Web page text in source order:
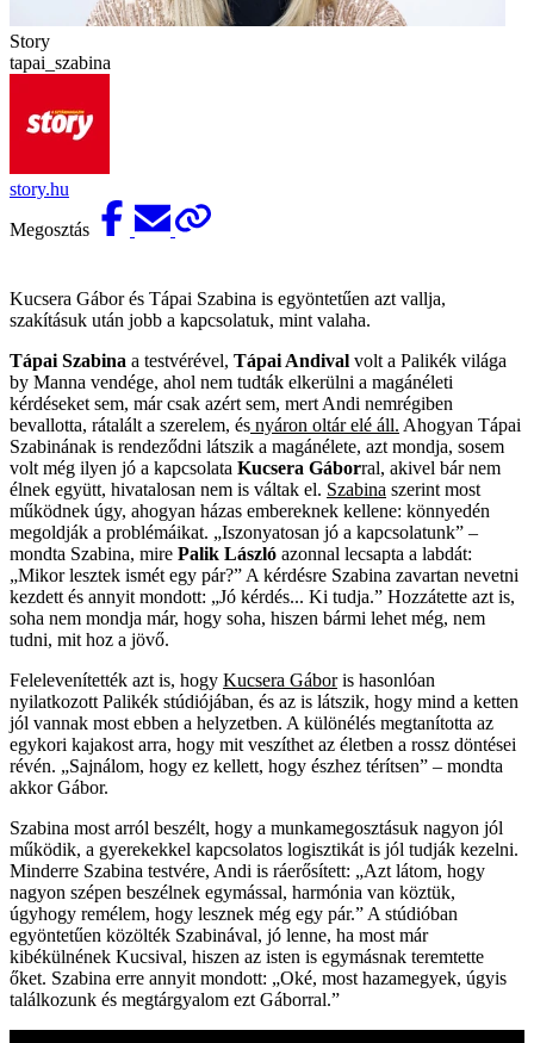
Story
tapai_szabina
story.hu
Megosztás
Kucsera Gábor és Tápai Szabina is egyöntetűen azt vallja,
szakításuk után jobb a kapcsolatuk, mint valaha.
Tápai Szabina a testvérével, Tápai Andival volt a Palikék világa
by Manna vendége, ahol nem tudták elkerülni a magánéleti
kérdéseket sem, már csak azért sem, mert Andi nemrégiben
bevallotta, rátalált a szerelem, és nyáron oltár elé áll. Ahogyan Tápai
Szabinának is rendeződni látszik a magánélete, azt mondja, sosem
volt még ilyen jó a kapcsolata Kucsera Gáborral, akivel bár nem
élnek együtt, hivatalosan nem is váltak el. Szabina szerint most
működnek úgy, ahogyan házas embereknek kellene: könnyedén
megoldják a problémáikat. „Iszonyatosan jó a kapcsolatunk” –
mondta Szabina, mire Palik László azonnal lecsapta a labdát:
„Mikor lesztek ismét egy pár?” A kérdésre Szabina zavartan nevetni
kezdett és annyit mondott: „Jó kérdés... Ki tudja.” Hozzátette azt is,
soha nem mondja már, hogy soha, hiszen bármi lehet még, nem
tudni, mit hoz a jövő.
Felelevenítették azt is, hogy Kucsera Gáboris hasonlóan
nyilatkozott Palikék stúdiójában, és az is látszik, hogy mind a ketten
jól vannak most ebben a helyzetben. A különélés megtanította az
egykori kajakost arra, hogy mit veszíthet az életben a rossz döntései
révén. „Sajnálom, hogy ez kellett, hogy észhez térítsen” – mondta
akkor Gábor.
Szabina most arról beszélt, hogy a munkamegosztásuk nagyon jól
működik, a gyerekekkel kapcsolatos logisztikát is jól tudják kezelni.
Minderre Szabina testvére, Andi is ráerősített: „Azt látom, hogy
nagyon szépen beszélnek egymással, harmónia van köztük,
úgyhogy remélem, hogy lesznek még egy pár.” A stúdióban
egyöntetűen közölték Szabinával, jó lenne, ha most már
kibékülnének Kucsival, hiszen az isten is egymásnak teremtette
őket. Szabina erre annyit mondott: „Oké, most hazamegyek, úgyis
találkozunk és megtárgyalom ezt Gáborral.”